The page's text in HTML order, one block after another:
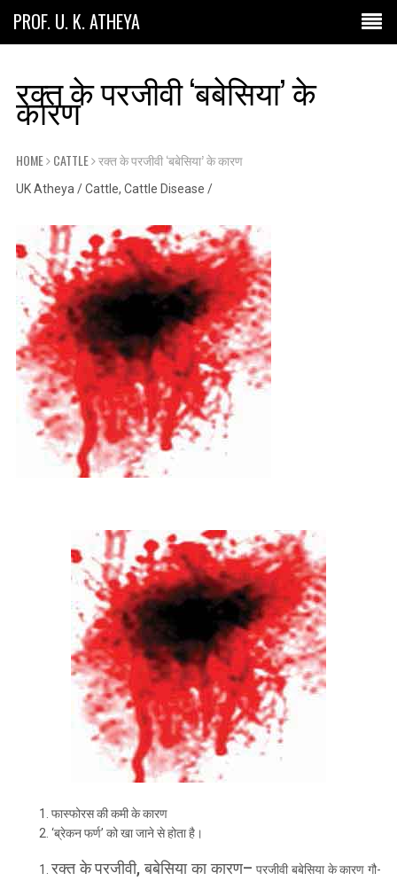
PROF. U. K. ATHEYA
रक्त के परजीवी ‘बबेसिया’ के
कारण
HOME CATTLE रक्त के परजीवी ‘बबेसिया’ के कारण
UK Atheya /Cattle, Cattle Disease /
फास्फोरस की कमी के कारण
‘ब्रेकन फर्ण’ को खा जाने से होता है।
रक्त के परजीवी,बबेसिया का कारण–परजीवी बबेसिया के कारण गौ-